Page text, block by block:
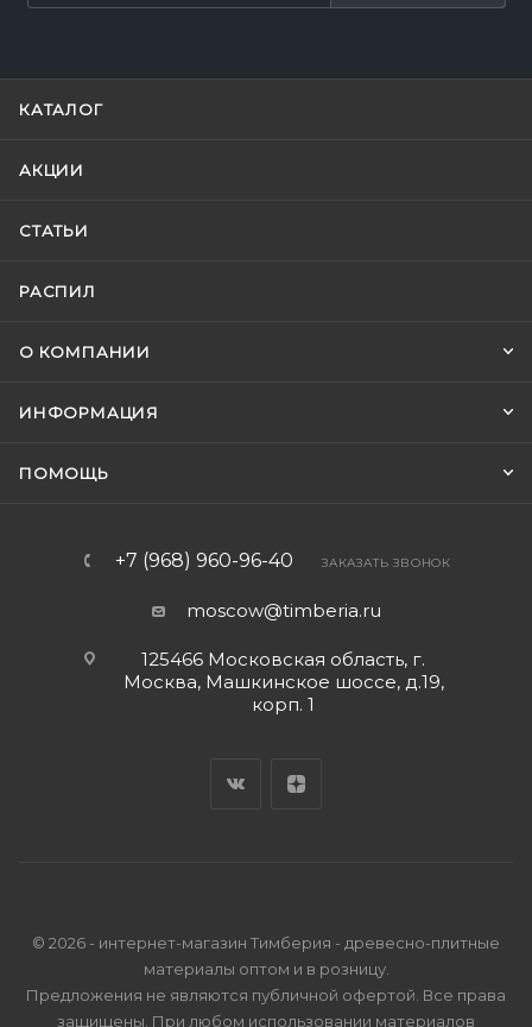
КАТАЛОГ
АКЦИИ
СТАТЬИ
РАСПИЛ
О КОМПАНИИ
ИНФОРМАЦИЯ
ПОМОЩЬ
+7 (968) 960-96-40 ЗАКАЗАТЬ ЗВОНОК
moscow@timberia.ru
125466 Московская область, г.
Москва, Машкинское шоссе, д.19,
корп. 1
© 2026 - интернет-магазин Тимберия - древесно-плитные
материалы оптом и в розницу.
Предложения не являются публичной офертой. Все права
защищены. При любом использовании материалов